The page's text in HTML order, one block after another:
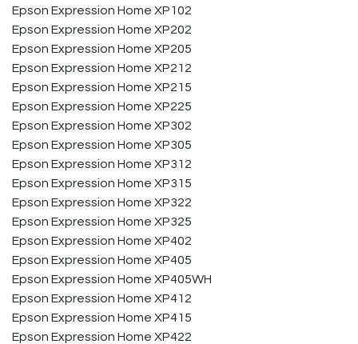
Epson Expression Home XP102
Epson Expression Home XP202
Epson Expression Home XP205
Epson Expression Home XP212
Epson Expression Home XP215
Epson Expression Home XP225
Epson Expression Home XP302
Epson Expression Home XP305
Epson Expression Home XP312
Epson Expression Home XP315
Epson Expression Home XP322
Epson Expression Home XP325
Epson Expression Home XP402
Epson Expression Home XP405
Epson Expression Home XP405WH
Epson Expression Home XP412
Epson Expression Home XP415
Epson Expression Home XP422